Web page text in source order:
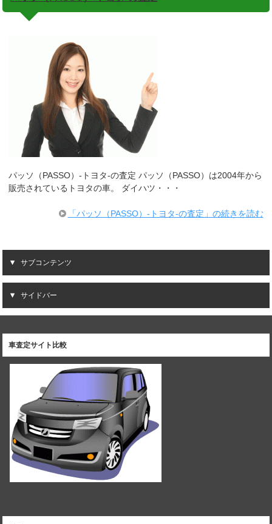
パッソ（PASSO）-トヨタ-の査定 パッソ（PASSO）は2004年から
販売されているトヨタの車。 ダイハツ・・・
「パッソ（PASSO）-トヨタ-の査定」の続きを読む
サブコンテンツ
サイドバー
車査定サイト比較